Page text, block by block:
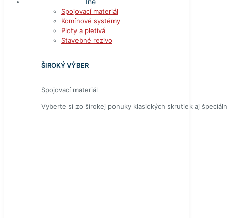
Spojovací materiál
Komínové systémy
Ploty a pletivá
Stavebné rezivo
ŠIROKÝ VÝBER
Spojovací materiál
Vyberte si zo širokej ponuky klasických skrutiek aj